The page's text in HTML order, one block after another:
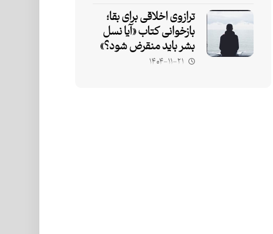
ترازوی اخلاقی برای بقا؛
بازخوانی کتاب «آیا نسل
بشر باید منقرض شود؟»
۱۴۰۴-۱۱-۲۱